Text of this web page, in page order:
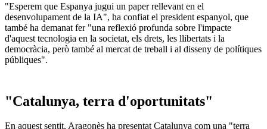
"Esperem que Espanya jugui un paper rellevant en el
desenvolupament de la IA", ha confiat el president espanyol, que
també ha demanat fer "una reflexió profunda sobre l'impacte
d'aquest tecnologia en la societat, els drets, les llibertats i la
democràcia, però també al mercat de treball i al disseny de polítiques
públiques".
"Catalunya, terra d'oportunitats"
En aquest sentit, Aragonès ha presentat Catalunya com una "terra